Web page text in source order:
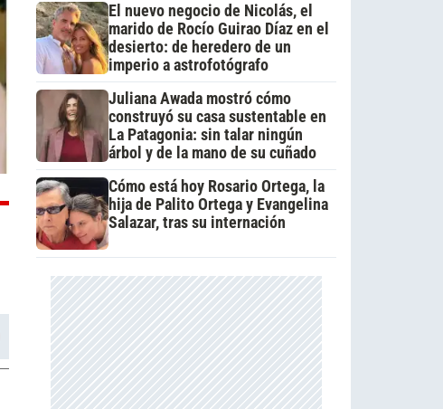
El nuevo negocio de Nicolás, el
marido de Rocío Guirao Díaz en el
desierto: de heredero de un
imperio a astrofotógrafo
Juliana Awada mostró cómo
construyó su casa sustentable en
La Patagonia: sin talar ningún
árbol y de la mano de su cuñado
Cómo está hoy Rosario Ortega, la
hija de Palito Ortega y Evangelina
Salazar, tras su internación